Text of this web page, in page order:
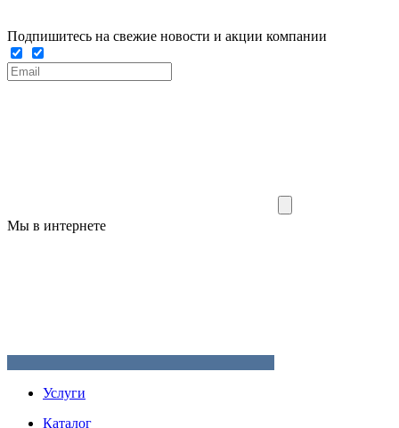
Подпишитесь на свежие новости и акции компании
Мы в интернете
Услуги
Каталог